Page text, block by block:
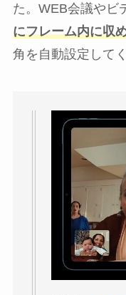
た。WEB会議やビ
にフレーム内に収
角を自動設定して